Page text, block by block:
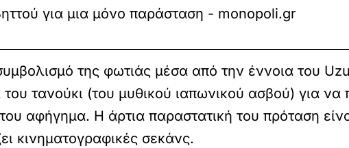
για μια μόνο παράσταση - monopoli.gr
της φωτιάς μέσα από την έννοια του
τανούκι (του μυθικού ιαπωνικού ασβού) για
αφήγημα. Η άρτια παραστατική του πρόταση
κινηματογραφικές σεκάνς.